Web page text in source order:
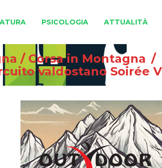
PSICOLOGIA ATTUALITÀ
/ Corsa in Montagna /
valdostano Soirée